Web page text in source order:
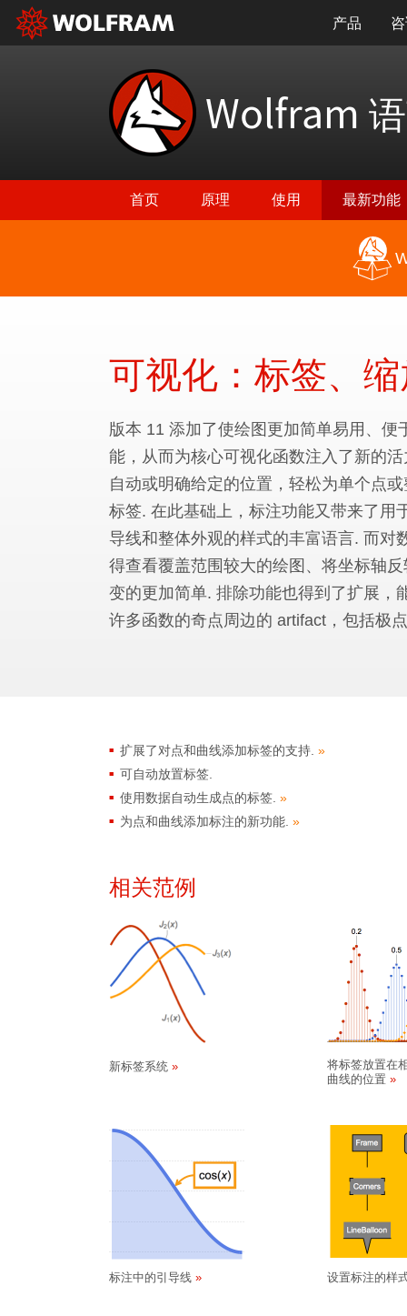
产品
Wolfram
首页 原理 使用 最新功能
可视化：标签、
版本 11 添加了使绘图更加简单易用、便
能，从而为核心可视化函数注入了新的
自动或明确给定的位置，轻松为单个点
标签. 在此基础上，标注功能又带来了用
导线和整体外观的样式的丰富语言. 而对
得查看覆盖范围较大的绘图、将坐标轴
变的更加简单. 排除功能也得到了扩展，
许多函数的奇点周边的 artifact，包括极
扩展了对点和曲线添加标签的支持. »
可自动放置标签.
使用数据自动生成点的标签. »
为点和曲线添加标注的新功能. »
相关范例
新标签系统
将标签放置在
曲线的位置
标注中的引导线 设置标注的样